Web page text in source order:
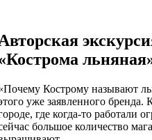
Кострому называют
уже заявленного бренда.
где когда-то работали
большое количество